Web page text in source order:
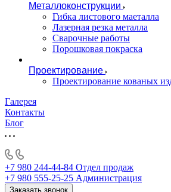
Металлоконструкции
Гибка листового маеталла
Лазерная резка металла
Сварочные работы
Порошковая покраска
Проектирование
Проектирование кованых
Галерея
Контакты
Блог
+7 980 244-44-84 Отдел продаж
+7 980 555-25-25 Администрация
Заказать звонок